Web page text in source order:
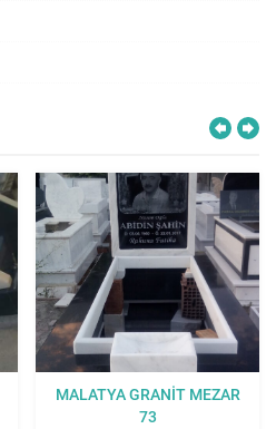
MALATYA GRANIT MEZAR
73